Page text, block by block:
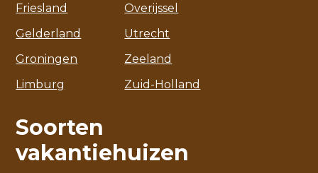
Friesland
Gelderland
Groningen
Limburg
Overijssel
Utrecht
Zeeland
Zuid-Holland
Soorten
vakantiehuizen